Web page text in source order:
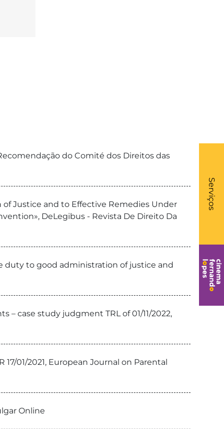
Serviços
-
do Comité dos Direitos das
of Justice and to Effective Remedies Under
DeLegibus - Revista De Direito Da
duty to good administration of justice and
– case study judgment TRL of 01/11/2022,
01/2021, European Journal on Parental
Online